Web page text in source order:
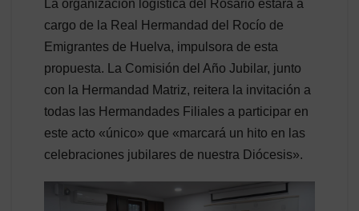
La organización logística del Rosario estará a
cargo de la Real Hermandad del Rocío de
Emigrantes de Huelva, impulsora de esta
propuesta. La Comisión del Año Jubilar, junto
con la Hermandad Matriz, reitera la invitación a
todas las Hermandades Filiales a participar en
este acto «único» que «marcará un hito en las
celebraciones jubilares de nuestra Diócesis».